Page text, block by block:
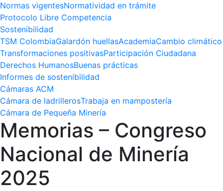
Normas vigentesNormatividad en trámite
Protocolo Libre Competencia
Sostenibilidad
TSM ColombiaGalardón huellasAcademiaCambio climático
Transformaciones positivasParticipación Ciudadana
Derechos HumanosBuenas prácticas
Informes de sostenibilidad
Cámaras ACM
Cámara de ladrillerosTrabaja en mampostería
Cámara de Pequeña Minería
Memorias – Congreso
Nacional de Minería
2025